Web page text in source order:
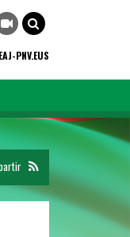
PNV.EUS